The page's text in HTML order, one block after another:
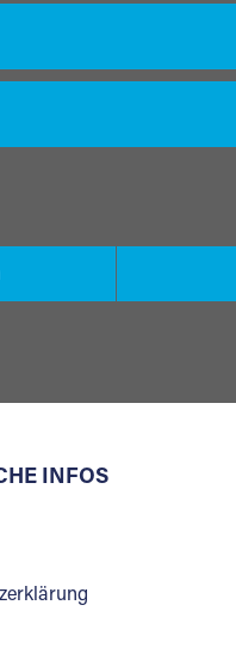
INFOS